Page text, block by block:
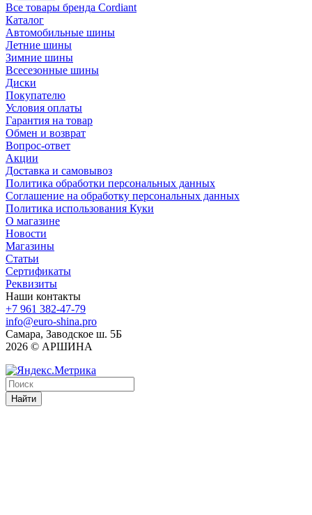
Все товары бренда Cordiant
Каталог
Автомобильные шины
Летние шины
Зимние шины
Всесезонные шины
Диски
Покупателю
Условия оплаты
Гарантия на товар
Обмен и возврат
Вопрос-ответ
Акции
Доставка и самовывоз
Политика обработки персональных данных
Соглашение на обработку персональных данных
Политика использования Куки
О магазине
Новости
Магазины
Статьи
Сертификаты
Реквизиты
Наши контакты
+7 961 382-47-79
info@euro-shina.pro
Самара, Заводское ш. 5Б
2026 © АРШИНА
Найти